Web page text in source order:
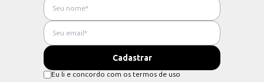
Eu li e concordo com os termos de uso